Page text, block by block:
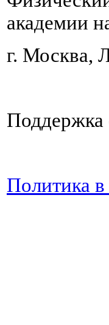
академии
г. Москва,
Поддержка
Политика